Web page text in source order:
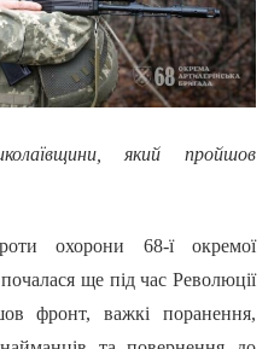
який пройшов
охорони 68-ї окремої
ще під час Революції
фронт, важкі поранення,